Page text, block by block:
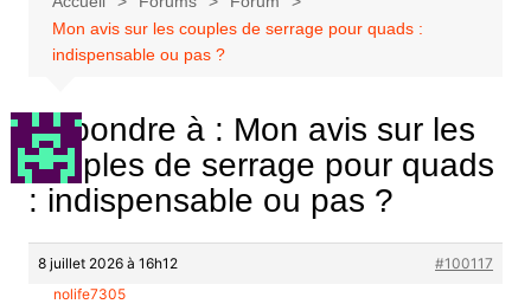
Mon avis sur les couples de serrage pour quads :
indispensable ou pas ?
Répondre à : Mon avis sur les
couples de serrage pour quads
: indispensable ou pas ?
8 juillet 2026 à 16h12
#100117
nolife7305